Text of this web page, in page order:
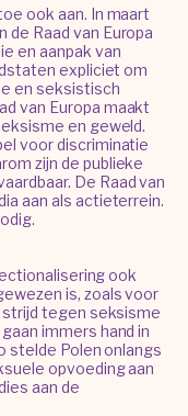
ook aan. In maart
Raad van Europa
en aanpak van
expliciet om
en seksistisch
van Europa maakt
en geweld.
voor discriminatie
zijn de publieke
De Raad van
aan als actieterrein.
ook
is, zoals voor
tegen seksisme
immers hand in
stelde Polen onlangs
opvoeding aan
aan de